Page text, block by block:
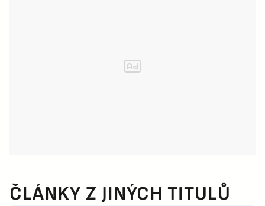
ČLÁNKY Z JINÝCH TITULŮ